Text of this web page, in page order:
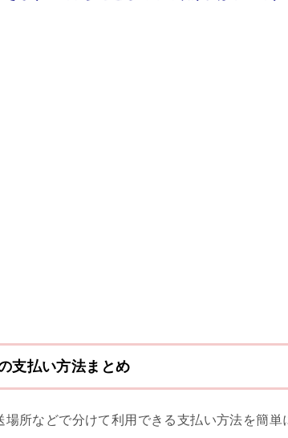
支払い方法まとめ
場所などで分けて利用できる支払い方法を簡